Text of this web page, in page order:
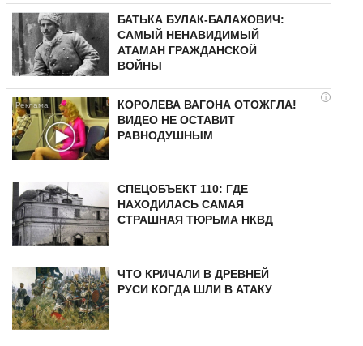
БАТЬКА БУЛАК-БАЛАХОВИЧ:
САМЫЙ НЕНАВИДИМЫЙ
АТАМАН ГРАЖДАНСКОЙ
ВОЙНЫ
i
КОРОЛЕВА ВАГОНА ОТОЖГЛА!
ВИДЕО НЕ ОСТАВИТ
РАВНОДУШНЫМ
СПЕЦОБЪЕКТ 110: ГДЕ
НАХОДИЛАСЬ САМАЯ
СТРАШНАЯ ТЮРЬМА НКВД
ЧТО КРИЧАЛИ В ДРЕВНЕЙ
РУСИ КОГДА ШЛИ В АТАКУ